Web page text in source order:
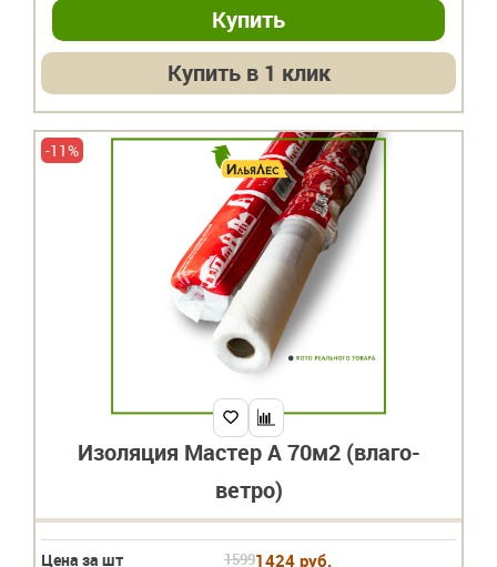
Купить в 1 клик
-11%
Изоляция Мастер А 70м2 (влаго-
ветро)
Цена за шт 15991424 руб.